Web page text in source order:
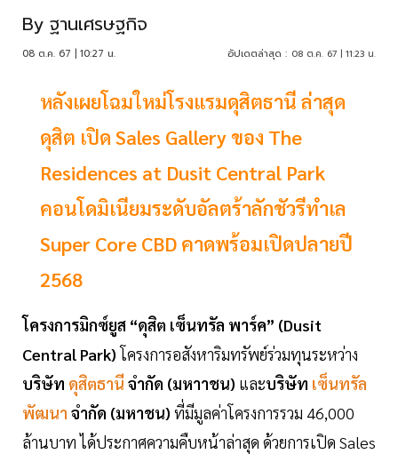
By ฐานเศรษฐกิจ
08 ต.ค. 67 | 10:27 น. อัปเดตล่าสุด : 08 ต.ค. 67 | 11:23 น.
หลังเผยโฉมใหม่โรงแรมดุสิตธานี ล่าสุด
ดุสิต เปิด Sales Gallery ของ The
Residences at Dusit Central Park
คอนโดมิเนียมระดับอัลตร้าลักชัวรีทำเล
Super Core CBD คาดพร้อมเปิดปลายปี
2568
โครงการมิกซ์ยูส “ดุสิต เซ็นทรัล พาร์ค” (Dusit
Central Park)โครงการอสังหาริมทรัพย์ร่วมทุนระหว่าง
บริษัท ดุสิตธานี จำกัด (มหาาชน) และบริษัท เซ็นทรัล
พัฒนา จำกัด (มหาชน) ที่มีมูลค่าโครงการรวม 46,000
ล้านบาท ได้ประกาศความคืบหน้าล่าสุด ด้วยการเปิด Sales